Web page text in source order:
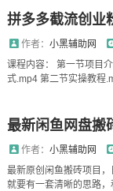
拼多多截流创业
作者： 小黑辅助网
课程内容： 第一节项目
式.mp4 第二节实操教程
作者： 小黑辅助网
最新原创闲鱼搬砖项目
就要有一套清晰的思路